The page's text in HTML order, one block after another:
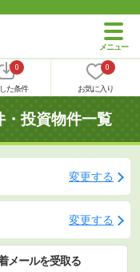
0
た条件
0
お気に入り
・投資物件一覧
変更する
変更する
メールを受取る